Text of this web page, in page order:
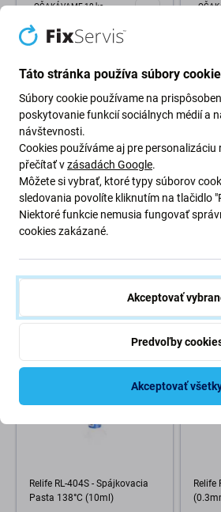
OČAKÁVAME 10 ks,
Micro Chip Electronic
-55°C (nevodivý, horľavý) -
Knôt
2,98
Relife RL-404S - Spájkovacia
Pasta 138°C (10ml)
Relife
Táto stránka používa súbory
Súbory cookie používame na
poskytovanie funkcií sociálnych médií a
návštevnosti.
Cookies používáme aj pre personalizáciu
přečítať vzásadách Google.
Môžete si vybrať, ktoré typy súborov
sledovania povolíte kliknutím na tlačidlo
Niektoré funkcie nemusia fungovať
cookies zakázané.
Akceptovať
Predvoľby
Akceptovať